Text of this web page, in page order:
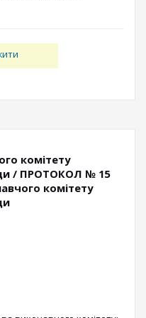
комітету
/ ПРОТОКОЛ № 15
комітету